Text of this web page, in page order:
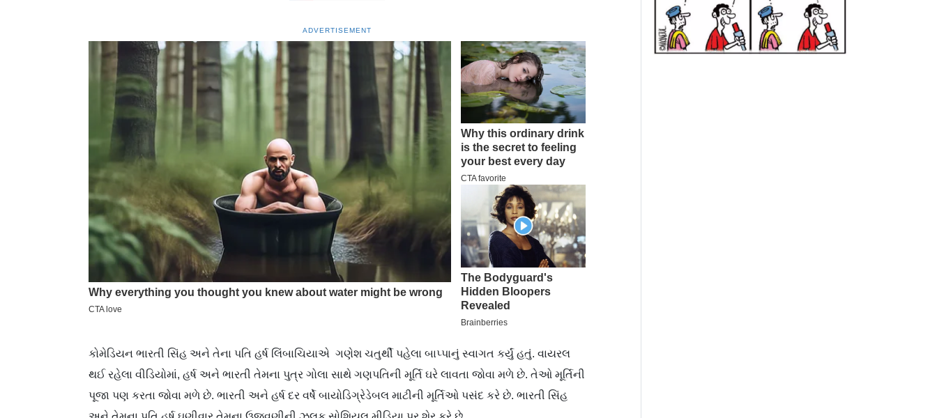
ADVERTISEMENT
કોમેડિયન ભારતી સિંહ અને તેના પતિ હર્ષ લિંબાચિયાએ ગણેશ ચતુર્થી પહેલા બાપ્પાનું સ્વાગત કર્યું હતું. વાયરલ
થઈ રહેલા વીડિયોમાં, હર્ષ અને ભારતી તેમના પુત્ર ગોલા સાથે ગણપતિની મૂર્તિ ઘરે લાવતા જોવા મળે છે. તેઓ મૂર્તિની
પૂજા પણ કરતા જોવા મળે છે. ભારતી અને હર્ષ દર વર્ષે બાયોડિગ્રેડેબલ માટીની મૂર્તિઓ પસંદ કરે છે. ભારતી સિંહ